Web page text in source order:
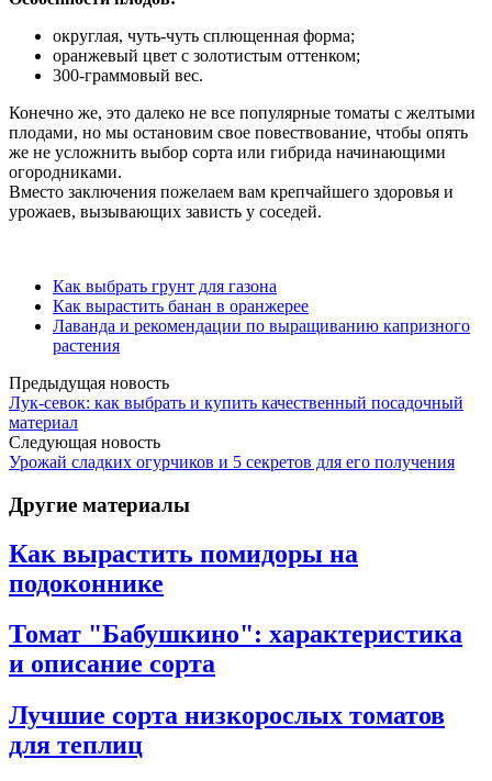
округлая, чуть-чуть сплющенная форма;
оранжевый цвет с золотистым оттенком;
300-граммовый вес.
Конечно же, это далеко не все популярные томаты с желтыми
плодами, но мы остановим свое повествование, чтобы опять
же не усложнить выбор сорта или гибрида начинающими
огородниками.
Вместо заключения пожелаем вам крепчайшего здоровья и
урожаев, вызывающих зависть у соседей.
Как выбрать грунт для газона
Как вырастить банан в оранжерее
Лаванда и рекомендации по выращиванию капризного
растения
Предыдущая новость
Лук-севок: как выбрать и купить качественный посадочный
материал
Следующая новость
Урожай сладких огурчиков и 5 секретов для его получения
Другие материалы
Как вырастить помидоры на
подоконнике
Томат "Бабушкино": характеристика
и описание сорта
Лучшие сорта низкорослых томатов
для теплиц